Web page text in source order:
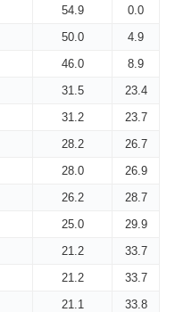
54.9
0.0
50.0
4.9
46.0
8.9
31.5
23.4
31.2
23.7
28.2
26.7
28.0
26.9
26.2
28.7
25.0
29.9
21.2
33.7
21.2
33.7
21.1
33.8